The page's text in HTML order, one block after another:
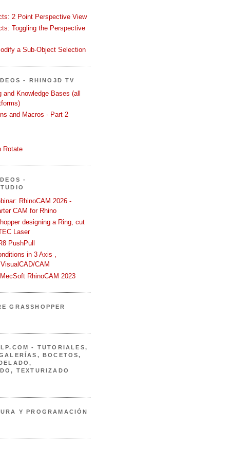
2 Point Perspective View
Toggling the Perspective
a Sub-Object Selection
- RHINO3D TV
Knowledge Bases (all
and Macros - Part 2
Rotate
-
RhinoCAM 2026 -
CAM for Rhino
designing a Ring, cut
Laser
PushPull
in 3 Axis ,
CAM
RhinoCAM 2023
GRASSHOPPER
- TUTORIALES,
BOCETOS,
TEXTURIZADO
Y PROGRAMACIÓN